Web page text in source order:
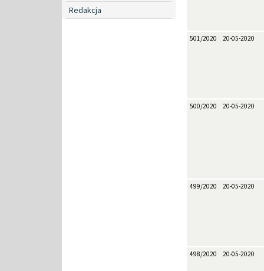
Redakcja
501/2020 20-05-2020
500/2020 20-05-2020
499/2020 20-05-2020
498/2020 20-05-2020